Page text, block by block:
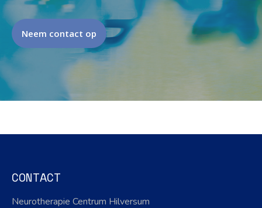
Neem contact op
CONTACT
Neurotherapie Centrum Hilversum